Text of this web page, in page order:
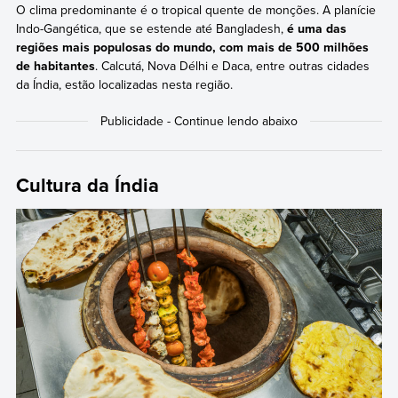
O clima predominante é o tropical quente de monções. A planície
Indo-Gangética, que se estende até Bangladesh, é uma das
regiões mais populosas do mundo, com mais de 500 milhões
de habitantes. Calcutá, Nova Délhi e Daca, entre outras cidades
da Índia, estão localizadas nesta região.
Cultura da Índia